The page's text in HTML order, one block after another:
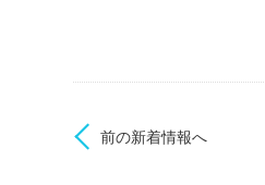
前の新着情報へ